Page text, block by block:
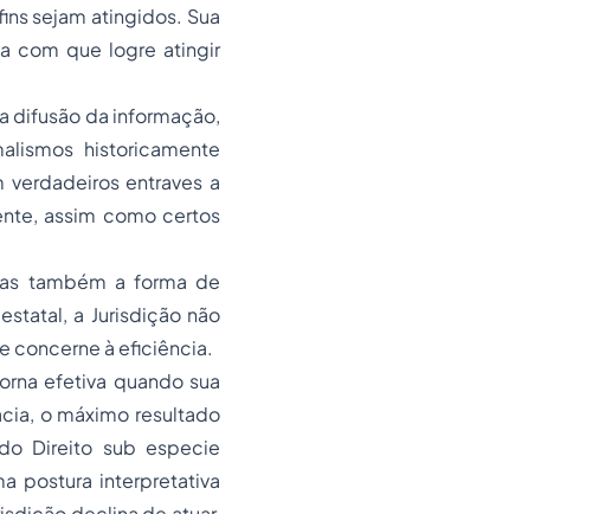
sejam atingidos. Sua
com que logre atingir
difusão da informação,
historicamente
entraves a
assim como certos
também a forma de
a Jurisdição não
concerne à eficiência.
efetiva quando sua
o máximo resultado
Direito sub especie
postura interpretativa